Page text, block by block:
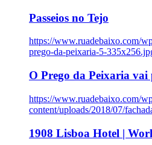
Passeios no Tejo
https://www.ruadebaixo.com/
prego-da-peixaria-5-
O Prego da Peixaria vai
https://www.ruadebaixo.com/
content/uploads/2018/07/
1908 Lisboa Hotel |